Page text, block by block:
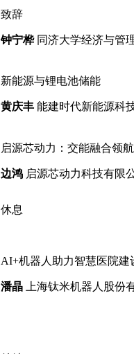
致辞
钟宁桦同济大学经济与管
新能源与锂电池储能
黄庆丰 能建时代新能源科
启源芯动力：交能融合领
边鸿 启源芯动力科技有限
休息
AI+机器人助力智慧医院建
潘晶 上海钛米机器人股份